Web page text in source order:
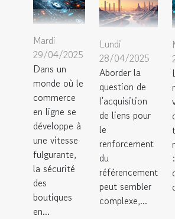
Mardi
29/04/2025
Dans un
monde où le
commerce
en ligne se
développe à
une vitesse
fulgurante,
la sécurité
des
boutiques
en...
Lundi
28/04/2025
Aborder la
question de
l'acquisition
de liens pour
le
renforcement
du
référencement
peut sembler
complexe,...